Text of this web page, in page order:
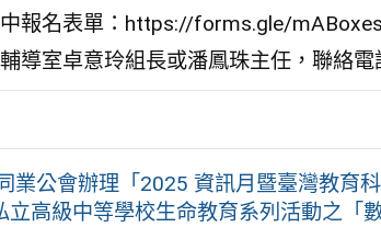
報名表單：https://forms.gle/
導室卓意玲組長或潘鳳珠主任，聯絡電
業公會辦理「2025 資訊月暨臺灣教育
立高級中等學校生命教育系列活動之「